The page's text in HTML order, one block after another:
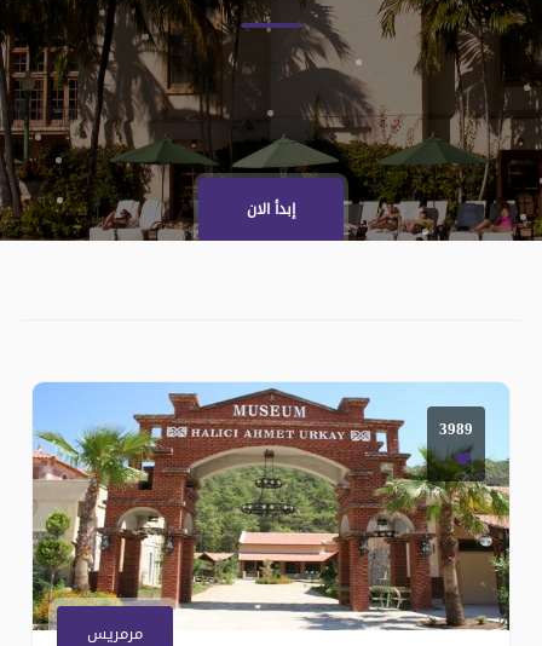
إبدأ الان
3989
مرمريس